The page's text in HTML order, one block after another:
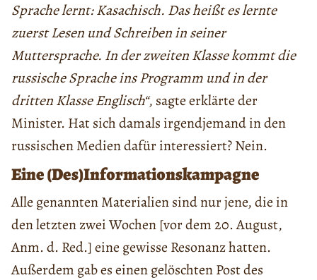
Sprache lernt: Kasachisch. Das heißt es lernte
zuerst Lesen und Schreiben in seiner
Muttersprache. In der zweiten Klasse kommt die
russische Sprache ins Programm und in der
dritten Klasse Englisch“, sagte erklärte der
Minister. Hat sich damals irgendjemand in den
russischen Medien dafür interessiert? Nein.
Eine (Des)Informationskampagne
Alle genannten Materialien sind nur jene, die in
den letzten zwei Wochen [vor dem 20. August,
Anm. d. Red.] eine gewisse Resonanz hatten.
Außerdem gab es einen gelöschten Post des